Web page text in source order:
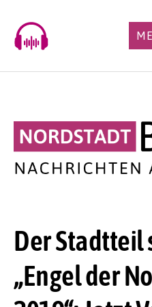
content
Der Stadtteil
„Engel der